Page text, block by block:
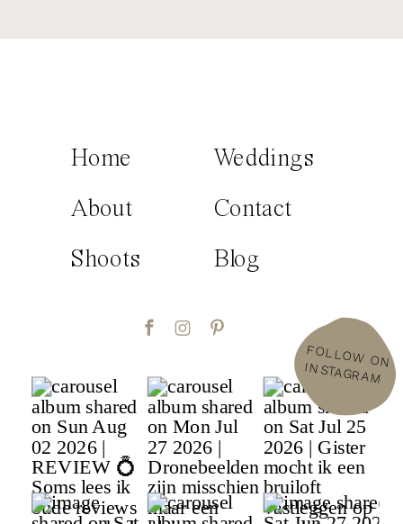
FOLLOW
ON
INSTAGRAM
Blog
Contact
Shoots
Weddings
About
Home